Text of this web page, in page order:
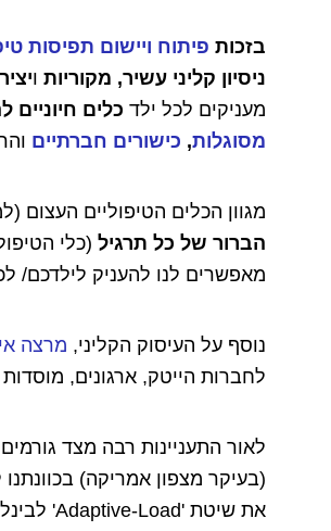
בזכות פיתוח ויישום תפיסות
ניסיון קליני עשיר, מקוריות ו
מעניקים לכל ילד כלים
מסוגלות, כישורים חברתיים
מגוון הכלים הטיפוליים העצום (למעלה מ-4,500!) שברשותנו, נוסף
הברור של כל תרגיל (כלי
מאפשרים לנו להעניק לילדכם/
נוסף על העיסוק הקליני, מרצה
לחברות הייטק, ארגונים,
לאור התעניינות רבה מצד
(בעיקר מצפון אמריקה)
את שיטת 'Adaptive-Load' לבינלאומית.